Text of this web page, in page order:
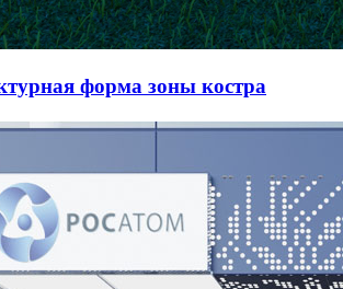
форма зоны костра